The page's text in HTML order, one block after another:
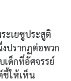
ะเยซูประสูติ
ปรากฏต่อพวก
เด็กที่อัศจรรย์
ชี้ให้เห็น